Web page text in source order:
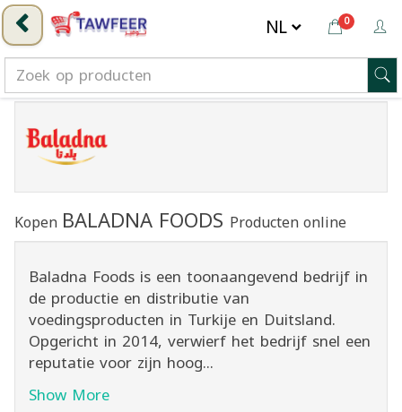
0
Kopen BALADNA FOODS Producten online
Baladna Foods is een toonaangevend bedrijf in
de productie en distributie van
voedingsproducten in Turkije en Duitsland.
Opgericht in 2014, verwierf het bedrijf snel een
reputatie voor zijn hoog...
Show More